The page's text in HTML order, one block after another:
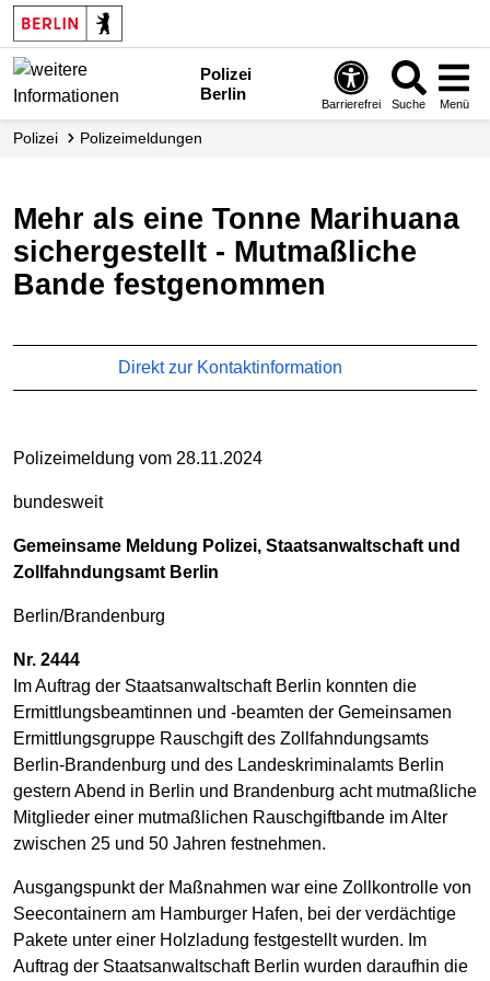
Polizei
Berlin
Barrierefrei Suche Menü
Polizei Polizei­meldungen
Mehr als eine Tonne Marihuana
sichergestellt - Mutmaßliche
Bande festgenommen
Direkt zur Kontaktinformation
Polizeimeldung vom 28.11.2024
bundesweit
Gemeinsame Meldung Polizei, Staatsanwaltschaft und
Zollfahndungsamt Berlin
Berlin/Brandenburg
Nr. 2444
Im Auftrag der Staatsanwaltschaft Berlin konnten die
Ermittlungsbeamtinnen und -beamten der Gemeinsamen
Ermittlungsgruppe Rauschgift des Zollfahndungsamts
Berlin-Brandenburg und des Landeskriminalamts Berlin
gestern Abend in Berlin und Brandenburg acht mutmaßliche
Mitglieder einer mutmaßlichen Rauschgiftbande im Alter
zwischen 25 und 50 Jahren festnehmen.
Ausgangspunkt der Maßnahmen war eine Zollkontrolle von
Seecontainern am Hamburger Hafen, bei der verdächtige
Pakete unter einer Holzladung festgestellt wurden. Im
Auftrag der Staatsanwaltschaft Berlin wurden daraufhin die